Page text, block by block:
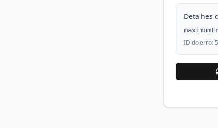
Detalhes
ID do erro: